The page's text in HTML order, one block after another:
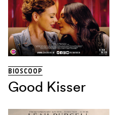
BIOSCOOP
Good Kisser